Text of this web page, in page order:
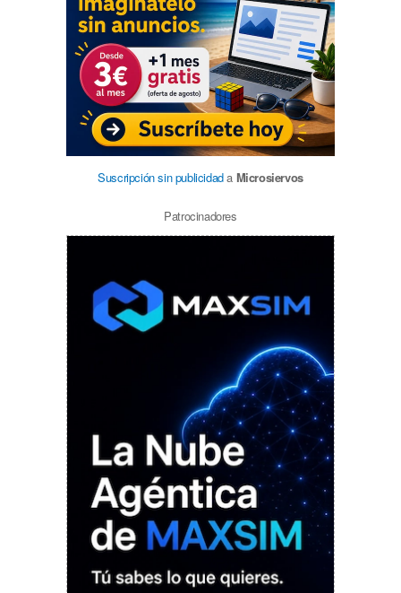
Suscripción sin publicidada Microsiervos
Patrocinadores